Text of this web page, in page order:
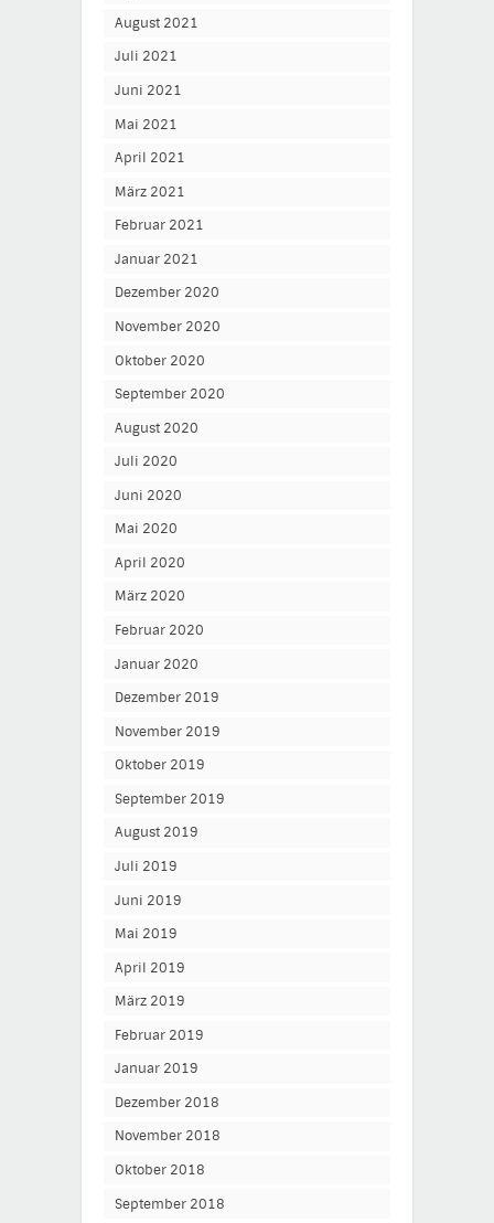
August 2021
Juli 2021
Juni 2021
Mai 2021
April 2021
März 2021
Februar 2021
Januar 2021
Dezember 2020
November 2020
Oktober 2020
September 2020
August 2020
Juli 2020
Juni 2020
Mai 2020
April 2020
März 2020
Februar 2020
Januar 2020
Dezember 2019
November 2019
Oktober 2019
September 2019
August 2019
Juli 2019
Juni 2019
Mai 2019
April 2019
März 2019
Februar 2019
Januar 2019
Dezember 2018
November 2018
Oktober 2018
September 2018